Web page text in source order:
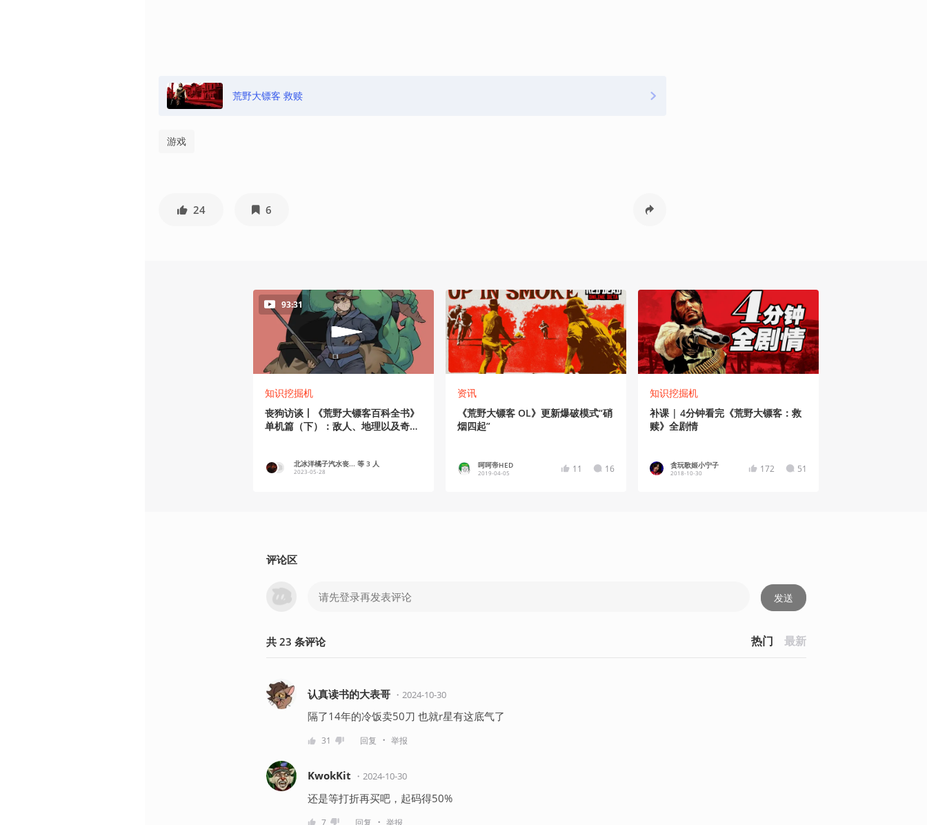
荒野大镖客 救赎
游戏
24 6
93:31
知识挖掘机
丧狗访谈丨《荒野大镖客百科全书》
单机篇（下）：敌人、地理以及奇闻
北冰洋橘子汽水丧... 等 3 人
2023-05-28
资讯
《荒野大镖客 OL》更新爆破模式“硝
烟四起”
呵呵帝HED
2019-04-05 11 16
知识挖掘机
补课 | 4分钟看完《荒野大镖客：救
赎》全剧情
贪玩歌姬小宁子
2018-10-30 172 51
评论区
发送
共 23 条评论 热门 最新
认真读书的大表哥 ・ 2024-10-30
隔了14年的冷饭卖50刀 也就r星有这底气了
31 回复 ・ 举报
KwokKit ・ 2024-10-30
还是等打折再买吧，起码得50%
7 回复 ・ 举报